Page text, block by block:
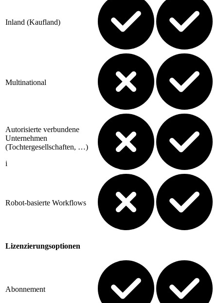
Inland (Kaufland)
Multinational
Autorisierte verbundene
Unternehmen
(Tochtergesellschaften, …)
i
Robot-basierte Workflows
Lizenzierungsoptionen
Abonnement